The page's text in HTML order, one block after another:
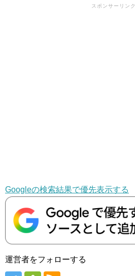
スポンサーリンク
Googleの検索結果で優先表示する
運営者をフォローする